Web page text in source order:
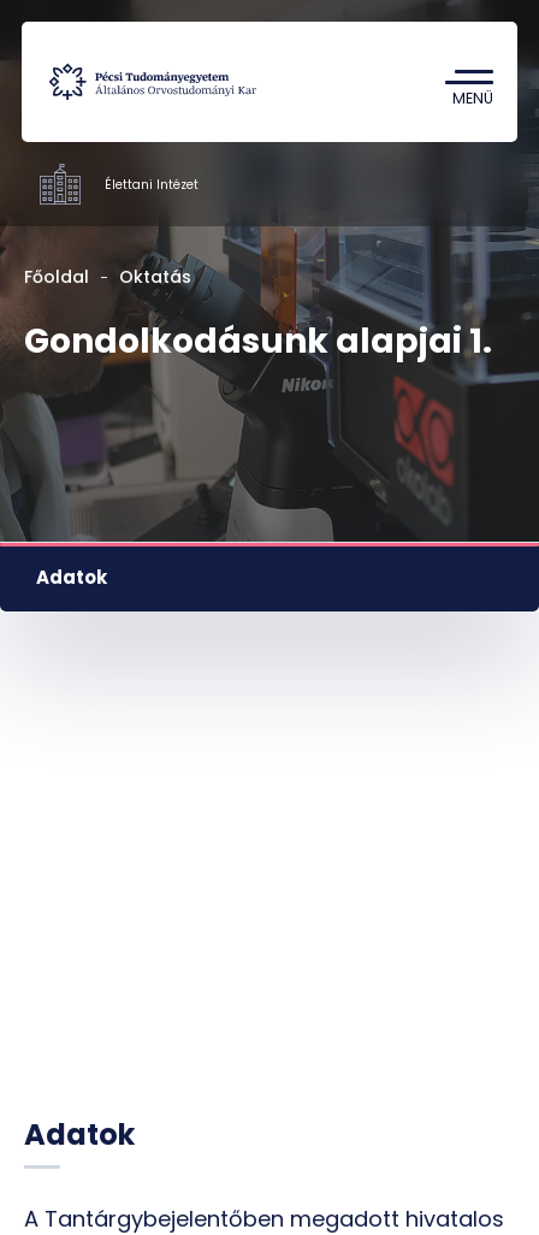
MENÜ
Tantárgykereső
Campus térkép
Oktatás
Kutatás
Munkatársak
Rólunk
Kapcsolat
Élettani Intézet
Főoldal Oktatás
Gondolkodásunk alapjai 1.
Adatok
A Tantárgybejelentőben megadott hivatalos
Adatok